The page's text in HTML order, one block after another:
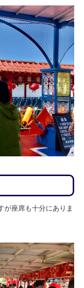
が座席も十分にありま